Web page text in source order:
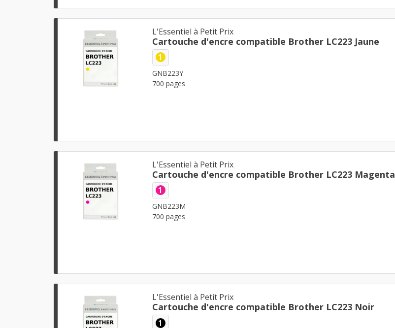
L'Essentiel à Petit Prix
Cartouche d'encre compatible Brother LC223 Jaune
1
GNB223Y
700 pages
L'Essentiel à Petit Prix
Cartouche d'encre compatible Brother LC223 Magenta
1
GNB223M
700 pages
L'Essentiel à Petit Prix
Cartouche d'encre compatible Brother LC223 Noir
1